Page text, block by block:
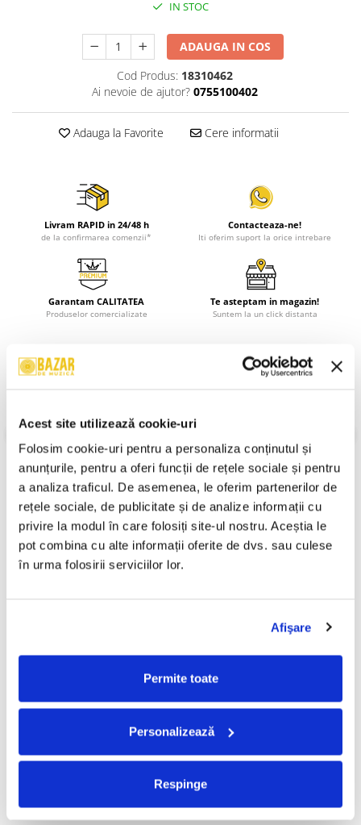
Acest site utilizează cookie-uri
Folosim cookie-uri pentru a personaliza conținutul și
anunțurile, pentru a oferi funcții de rețele sociale și pentru
a analiza traficul. De asemenea, le oferim partenerilor de
rețele sociale, de publicitate și de analize informații cu
privire la modul în care folosiți site-ul nostru. Aceștia le
pot combina cu alte informații oferite de dvs. sau culese
în urma folosirii serviciilor lor.
Afişare
Permite toate
Personalizează
Respinge
IN STOC
ADAUGA IN COS
Cod Produs: 18310462
Ai nevoie de ajutor? 0755100402
Adauga la Favorite Cere informatii
Livram RAPID in 24/48 h
de la confirmarea comenzii*
Contacteaza-ne!
Iti oferim suport la orice intrebare
Garantam CALITATEA
Produselor comercializate
Te asteptam in magazin!
Suntem la un click distanta
Descriere
Stare Coperta:Mint (M)
Informatii conformitate produs
Review-uri(0)
PRODUSE ALTERNATIVE
ADAUGA IN COS
30,00 Lei
ADAUGA IN COS
FRECVENT CUMPARATE
IMPREUNA